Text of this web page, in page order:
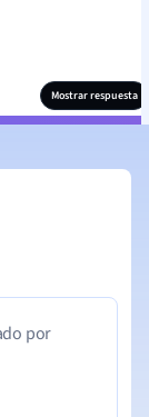
Mostrar respuesta
por